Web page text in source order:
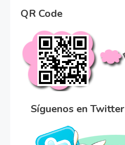
QR Code
Síguenos en Twitter